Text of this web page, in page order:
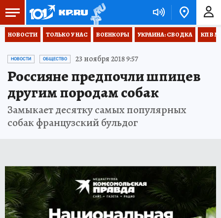
НОВОСТИ ТОЛЬКО У НАС ВОЕНКОРЫ УКРАИНА: СВОДКА КП В
НОВОСТИ ОБЩЕСТВО 23 ноября 2018 9:57
Россияне предпочли шпицев
другим породам собак
Замыкает десятку самых популярных
собак французский бульдог